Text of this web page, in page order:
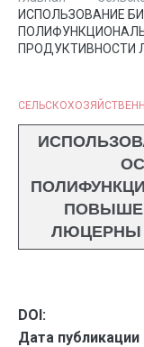
ИСПОЛЬЗОВАНИЕ
ПРОДУКТИВНОСТИ
ЛЮЦЕРНЫ
DOI:
Дата